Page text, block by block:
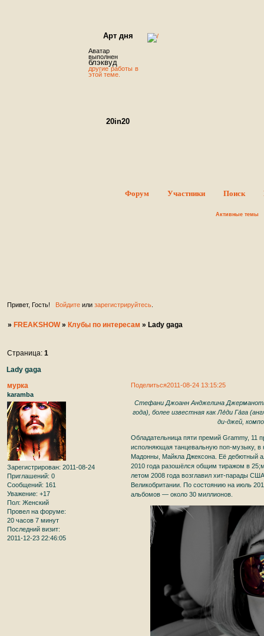
Арт дня
Аватар
выполнен
блэквуд
другие работы в
этой теме.
20in20
Форум Участники Поиск
Активные темы
Привет, Гость! Войдитеили зарегистрируйтесь.
»FREAKSHOW »Клубы по интересам »Lady gaga
Lady gaga
Страница:1
Поделиться2011-08-24 13:15:25
мурка
karamba
Зарегистрирован: 2011-08-24
Приглашений: 0
Сообщений: 161
Уважение: +17
Пол: Женский
Провел на форуме:
20 часов 7 минут
Последний визит:
2011-12-23 22:46:05
Стефани Джоанн Анджелина
года), более известная как Ле́ди Га́га
ди-джей,
Обладательница пяти премий Grammy, 11
исполняющая танцевальную поп-музыку, в
Мадонны, Майкла Джексона. Её дебютный
2010 года разошёлся общим тиражом в
летом 2008 года возглавил хит-парады
Великобритании. По состоянию на июль
альбомов — около 30 миллионов.